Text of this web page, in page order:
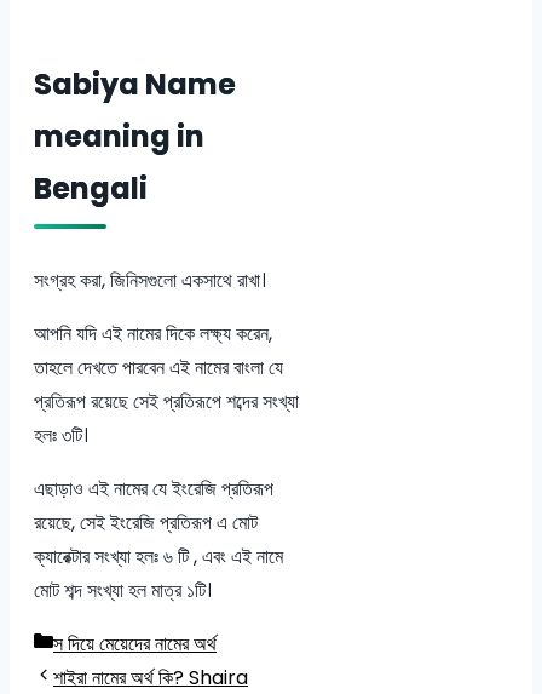
Sabiya Name
meaning in
Bengali
সংগ্রহ করা, জিনিসগুলো একসাথে রাখা।
আপনি যদি এই নামের দিকে লক্ষ্য করেন,
তাহলে দেখতে পারবেন এই নামের বাংলা যে
প্রতিরূপ রয়েছে সেই প্রতিরূপে শব্দের সংখ্যা
হলঃ ৩টি।
এছাড়াও এই নামের যে ইংরেজি প্রতিরূপ
রয়েছে, সেই ইংরেজি প্রতিরূপ এ মোট
ক্যারেক্টার সংখ্যা হলঃ ৬ টি , এবং এই নামে
মোট শব্দ সংখ্যা হল মাত্র ১টি।
Categories
স দিয়ে মেয়েদের নামের অর্থ
শাইরা নামের অর্থ কি? Shaira